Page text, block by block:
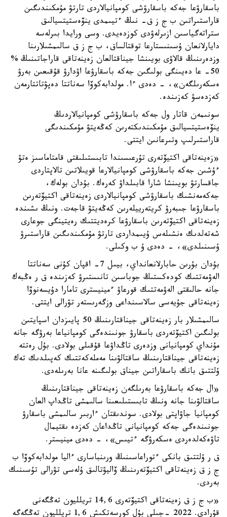
باسقارۋعا جەكە باسقارۋشى كومپانيالاردى تارتۋ مۇمكىندىگىن
قاراستىراتىن ب ج ز ق- نىڭ ءتيىمدى ينۆەستيتسيالىق
ستراتەگياسىن ازىرلەۋدى كوزدەيدى. وسى ورايدا بىرلەسە
دايارلانعان ۇسىنىستارعا توقتالساق، ب ج ز ق سالىمشىلارىنا
وزدەرىنىڭ قالاۋى بويىنشا جيناقتالعان زەينەتاقى قاراجاتىنىڭ %
50- عا دەيىنگى بولىگىن جەكە باسقارۋعا اۋدارۋ قۇقىعىن بەرۋ
ەسكەرىلگەن»، - دەدى ءا. مولدابەكوۆا سەناتتا دەپۋتاتتارمەن
كەزدەسۋ كەزىندە.
سونىمەن قاتار ول جەكە باسقارۋشى كومپانيالاردىڭ
ينۆەستيتسيالىق مۇمكىندىكتەرىن كەڭەيتۋ مۇمكىندىگى
قاراستىرلىپ وتىرعانىن ايتتى.
«زەينەتاقى اكتيۆتەرى تۇرعىسىندا تابىستىلىقتى قامتاماسىز ەتۋ
ءۇشىن جەكە باسقارۋشى كومپانيالارعا قويىلاتىن تالاپتاردى
جاقسارتۋ بويىنشا شارا قابىلداۋ كەرەك. بۇدان بولەك،
جەكەمەنشىك باسقارۋشى كومپانيالاردى زەينەتاقى اكتيۆتەرىن
باسقارۋعا جىبەرۋ كريتەرييلەرىن كەڭەيتۋ قاجەت. ونىڭ ىشىندە
زەينەتاقى اكتيۆتەرىن باسقارۋعا كرەديتتىك رەيتينگى جوعارى
شەتەلدىك ەنشىلەس ۇيىمداردى تارتۋ مۇمكىندىگىن قاراستىرۋ
ۇسىنىلدى»، - دەدى ۇ ب وكىلى.
بۇدان بۇرىن حابارلانعانداي، بيىل 7- اقپان كۇنى سەناتتا
الەۋمەتتىك كودەكستىڭ جوباسىن تانىستىرۋ كەزىندە ق ر ەڭبەك
جانە حالىقتى الەۋمەتتىك قورعاۋ ءمينيسترى تامارا دۇيسەنوۆا
زەينەتاقى جۇيەسى سالاسىنداعى وزگەرىستەر تۋرالى ايتتى.
سالىمشىلار بار زەينەتاقى جيناقتارىنىڭ 50 پايىزدان اسپايتىن
بولىگىن اكتيۆتەردى باسقارۋ جونىندەگى كومپانياعا بەرۋگە جانە
مۇنداي كومپانيانى وزدەرى تاڭداۋعا قۇقىلى بولادى. بۇل رەتتە
زەينەتاقى جيناقتارىنىڭ ساقتالۋىنا مەملەكەتتىك كەپىلدىك تەك
ۇلتتىق بانك باسقاراتىن جيناق بولىگىنە عانا بەرىلەدى.
«ال جەكە باسقارۋعا بەرىلگەن زەينەتاقى جيناقتارىنىڭ
ساقتالۋىنا جانە ونىڭ تابىستىلىعىنا سالىمشى تاڭداپ العان
كومپانيا جاۋاپتى بولادى. سوندىقتان ءاربىر سالىمشى باسقارۋ
جونىندەگى جەكە كومپانيانى تاڭداعان كەزدە ىقتيمال
تاۋەكەلدەردى ەسكەرۋگە ءتيىس»، - دەدى مينيستر.
ق ر ۇلتتىق بانكى ءتوراعاسىنىڭ ورىنباسارى ءاليا مولدابەكوۆا ب
ج ز ق زەينەتاقى اكتيۆتەرىنىڭ ۆاليۋتالىق ۇلەسى تۋرالى تۇسىنىك
بەردى.
«ب ج ز ق زەينەتاقى اكتيۆتەرى 14,6 تريلليون تەڭگەنى
قۇرادى. 2022 -جىلى بۇل كورسەتكىش 1,6 تريلليون تەڭگەگە